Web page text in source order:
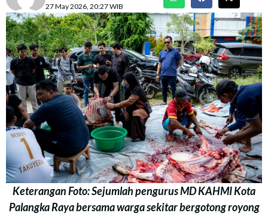
27 May 2026, 20:27 WIB
Keterangan Foto: Sejumlah pengurus MD KAHMI Kota
Palangka Raya bersama warga sekitar bergotong royong